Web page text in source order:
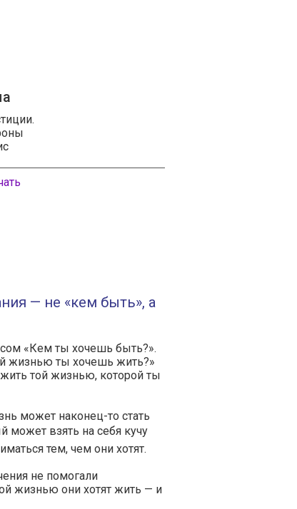
— не «кем быть», а
«Кем ты хочешь быть?».
жизнью ты хочешь жить?»
той жизнью, которой ты
может наконец-то стать
взять на себя кучу
тем, чем они хотят.
не помогали
жизнью они хотят жить — и